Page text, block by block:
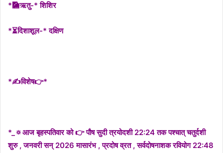
*🎑ऋतु-* शिशिर
*⏳दिशाशूल-* दक्षिण
*✍विशेष👉*
*_🔅आज बृहस्पतिवार को 👉 पौष सुदी त्रयोदशी 22:24 तक पश्चात् चतुर्दशी
शुरु , जनवरी सन् 2026 मासारंभ , प्रदोष व्रत , सर्वदोषनाशक रवियोग 22:48